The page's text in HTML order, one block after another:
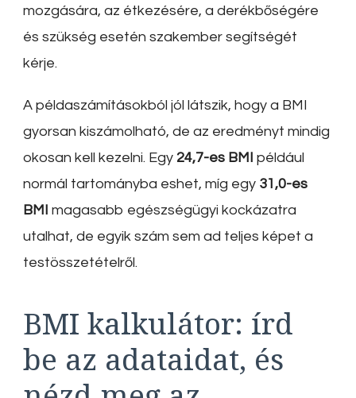
mozgására, az étkezésére, a derékbőségére
és szükség esetén szakember segítségét
kérje.
A példaszámításokból jól látszik, hogy a BMI
gyorsan kiszámolható, de az eredményt mindig
okosan kell kezelni. Egy 24,7-es BMI például
normál tartományba eshet, míg egy 31,0-es
BMI magasabb egészségügyi kockázatra
utalhat, de egyik szám sem ad teljes képet a
testösszetételről.
BMI kalkulátor: írd
be az adataidat, és